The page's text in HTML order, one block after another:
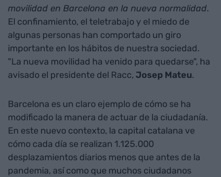
movilidad en Barcelona en la nueva normalidad.
El confinamiento, el teletrabajo y el miedo de
algunas personas han comportado un giro
importante en los hábitos de nuestra sociedad.
"La nueva movilidad ha venido para quedarse", ha
avisado el presidente del Racc, Josep Mateu.
Barcelona es un claro ejemplo de cómo se ha
modificado la manera de actuar de la ciudadanía.
En este nuevo contexto, la capital catalana ve
cómo cada día se realizan 1.125.000
desplazamientos diarios menos que antes de la
pandemia, así como que muchos ciudadanos